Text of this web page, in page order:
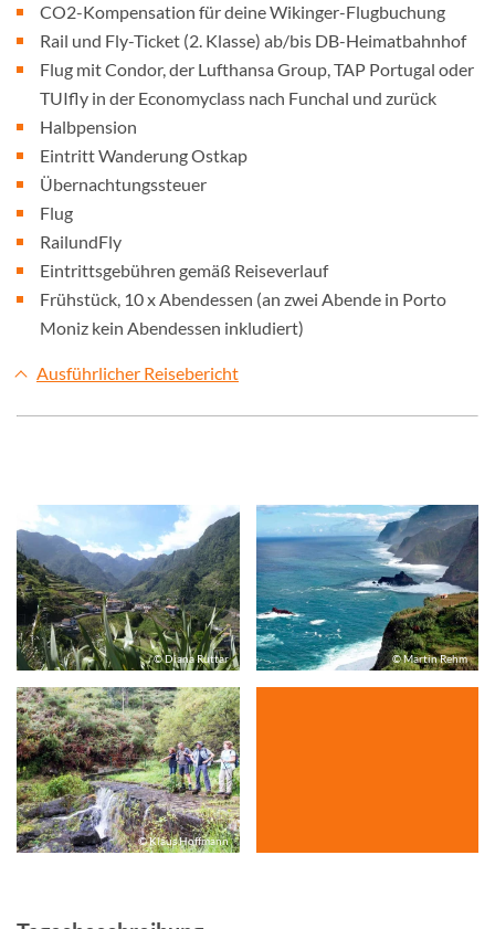
CO2-Kompensation für deine Wikinger-Flugbuchung
Rail und Fly-Ticket (2. Klasse) ab/bis DB-Heimatbahnhof
Flug mit Condor, der Lufthansa Group, TAP Portugal oder
TUIfly in der Economyclass nach Funchal und zurück
Halbpension
Eintritt Wanderung Ostkap
Übernachtungssteuer
Flug
RailundFly
Eintrittsgebühren gemäß Reiseverlauf
Frühstück, 10 x Abendessen (an zwei Abende in Porto
Moniz kein Abendessen inkludiert)
Ausführlicher Reisebericht
© Diana Ruttar © Martin Rehm
© Klaus Hoffmann